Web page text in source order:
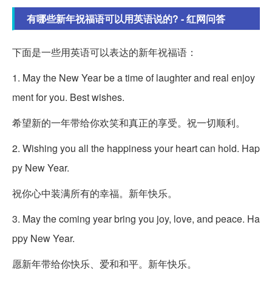
有哪些新年祝福语可以用英语说的? - 红网问答
下面是一些用英语可以表达的新年祝福语：
1. May the New Year be a time of laughter and real enjoy
ment for you. Best wishes.
希望新的一年带给你欢笑和真正的享受。祝一切顺利。
2. Wishing you all the happiness your heart can hold. Hap
py New Year.
祝你心中装满所有的幸福。新年快乐。
3. May the coming year bring you joy, love, and peace. Ha
ppy New Year.
愿新年带给你快乐、爱和和平。新年快乐。